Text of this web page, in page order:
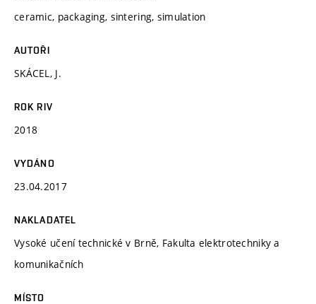
ceramic, packaging, sintering, simulation
AUTOŘI
SKÁCEL, J.
ROK RIV
2018
VYDÁNO
23.04.2017
NAKLADATEL
Vysoké učení technické v Brně, Fakulta elektrotechniky a
komunikačních
MÍSTO